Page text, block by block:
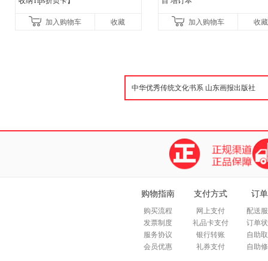
加入购物车 收藏 加入购物车 收藏
购物指南
购买流程
发票制度
服务协议
会员优惠
支付方式
网上支付
礼品卡支付
银行转账
礼券支付
订
配送
订单
自助
自助